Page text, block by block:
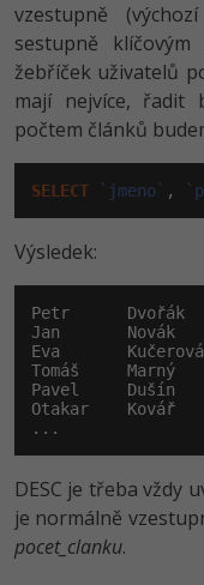
vzestupně
sestupně
žebříček uživatelů
mají nejvíce, řadit
počtem článků
SELECT `jmeno` ,
Výsledek:
Petr      Dvořák
Jan       Novák
Eva
Tomáš     Marný
Pavel     Dušín
Otakar    Kovář
...
DESC je třeba vždy
je normálně
pocet_clanku.